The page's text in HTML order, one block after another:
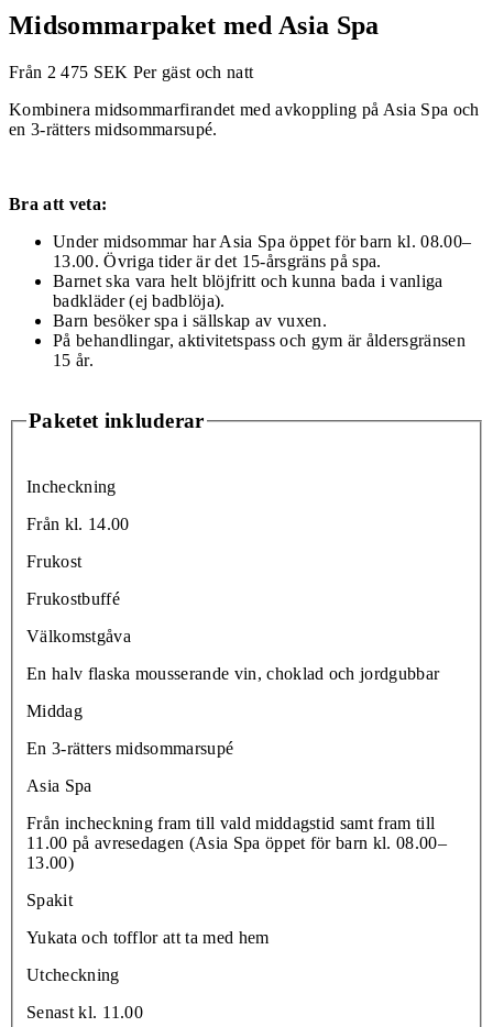
Midsommarpaket med Asia Spa
Från 2 475 SEK Per gäst och natt
Kombinera midsommarfirandet med avkoppling på Asia Spa och
en 3-rätters midsommarsupé.
Bra att veta:
Under midsommar har Asia Spa öppet för barn kl. 08.00–
13.00. Övriga tider är det 15-årsgräns på spa.
Barnet ska vara helt blöjfritt och kunna bada i vanliga
badkläder (ej badblöja).
Barn besöker spa i sällskap av vuxen.
På behandlingar, aktivitetspass och gym är åldersgränsen
15 år.
Paketet inkluderar
Incheckning
Från kl. 14.00
Frukost
Frukostbuffé
Välkomstgåva
En halv flaska mousserande vin, choklad och jordgubbar
Middag
En 3-rätters midsommarsupé
Asia Spa
Från incheckning fram till vald middagstid samt fram till
11.00 på avresedagen (Asia Spa öppet för barn kl. 08.00–
13.00)
Spakit
Yukata och tofflor att ta med hem
Utcheckning
Senast kl. 11.00